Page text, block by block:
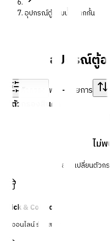
อุปกรณ์ตู้อาบน้ำ/ฉากกั้น
อุปกรณ์ตู้อ
ตัวกรอง พบ - รายการ
ตัวกรองสินค้า
ไม่
ลองเปลี่ยนตัวก
Click & Collect
สั่งออนไลน์ รับที่สาขา